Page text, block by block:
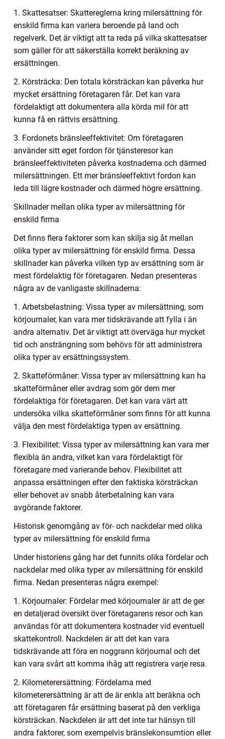
1. Skattesatser: Skattereglerna kring milersättning för
enskild firma kan variera beroende på land och
regelverk. Det är viktigt att ta reda på vilka skattesatser
som gäller för att säkerställa korrekt beräkning av
ersättningen.
2. Körsträcka: Den totala körsträckan kan påverka hur
mycket ersättning företagaren får. Det kan vara
fördelaktigt att dokumentera alla körda mil för att
kunna få en rättvis ersättning.
3. Fordonets bränsleeffektivitet: Om företagaren
använder sitt eget fordon för tjänsteresor kan
bränsleeffektiviteten påverka kostnaderna och därmed
milersättningen. Ett mer bränsleeffektivt fordon kan
leda till lägre kostnader och därmed högre ersättning.
Skillnader mellan olika typer av milersättning för
enskild firma
Det finns flera faktorer som kan skilja sig åt mellan
olika typer av milersättning för enskild firma. Dessa
skillnader kan påverka vilken typ av ersättning som är
mest fördelaktig för företagaren. Nedan presenteras
några av de vanligaste skillnaderna:
1. Arbetsbelastning: Vissa typer av milersättning, som
körjournaler, kan vara mer tidskrävande att fylla i än
andra alternativ. Det är viktigt att överväga hur mycket
tid och ansträngning som behövs för att administrera
olika typer av ersättningssystem.
2. Skatteförmåner: Vissa typer av milersättning kan ha
skatteförmåner eller avdrag som gör dem mer
fördelaktiga för företagaren. Det kan vara värt att
undersöka vilka skatteförmåner som finns för att kunna
välja den mest fördelaktiga typen av ersättning.
3. Flexibilitet: Vissa typer av milersättning kan vara mer
flexibla än andra, vilket kan vara fördelaktigt för
företagare med varierande behov. Flexibilitet att
anpassa ersättningen efter den faktiska körsträckan
eller behovet av snabb återbetalning kan vara
avgörande faktorer.
Historisk genomgång av för- och nackdelar med olika
typer av milersättning för enskild firma
Under historiens gång har det funnits olika fördelar och
nackdelar med olika typer av milersättning för enskild
firma. Nedan presenteras några exempel:
1. Körjournaler: Fördelar med körjournaler är att de ger
en detaljerad översikt över företagarens resor och kan
användas för att dokumentera kostnader vid eventuell
skattekontroll. Nackdelen är att det kan vara
tidskrävande att föra en noggrann körjournal och det
kan vara svårt att komma ihåg att registrera varje resa.
2. Kilometerersättning: Fördelarna med
kilometerersättning är att de är enkla att beräkna och
att företagaren får ersättning baserat på den verkliga
körsträckan. Nackdelen är att det inte tar hänsyn till
andra faktorer, som exempelvis bränslekonsumtion eller